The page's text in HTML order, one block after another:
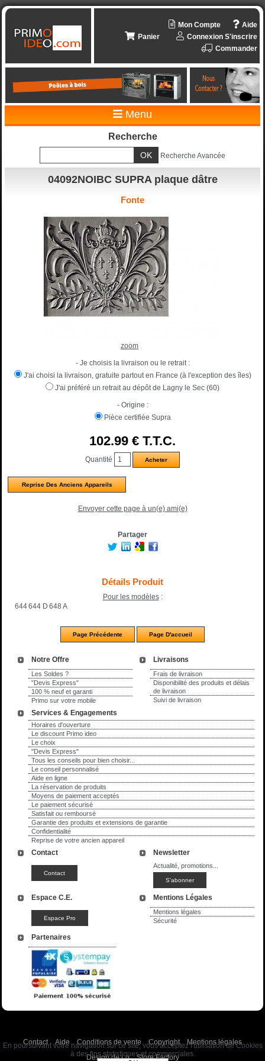
Aide
Mon Compte
Connexion S'inscrire
Panier
Commander
Menu
Notre Offre
Les Soldes ?
"Devis Express"
100 % neuf et garanti
Primo sur votre mobile
Livraisons
Frais de livraison
Disponibilité des produits et délais
de livraison
Suivi de livraison
Services & Engagements
Horaires d'ouverture
Le discount Primo ideo
Le choix
"Devis Express"
Tous les conseils pour bien choisir...
Le conseil personnalisé
Aide en ligne
La réservation de produits
Moyens de paiement acceptés
Le paiement sécurisé
Satisfait ou remboursé
Garantie des produits et extensions de garantie
Confidentialité
Reprise de votre ancien appareil
Recherche
Recherche Avancée
Contact Newsletter
Actualité, promotions...
Espace C.E. Mentions Légales
Mentions légales
Sécurité
Partenaires
04092NOIBC SUPRA plaque dâtre
Fonte
zoom
- Je choisis la livraison ou le retrait :
J'ai choisi la livraison, gratuite partout en France (à l'exception des îles)
J'ai préféré un retrait au dépôt de Lagny le Sec (60)
- Origine :
Pièce certifiée Supra
102.99 € T.T.C.
Quantité
Reprise Des Anciens Appareils
Envoyer cette page à un(e) ami(e)
Partager
Détails Produit
Pour les modèles:
644644 D 648 A
Contact Aide Conditions de vente Copyright
Mentions légales
Design de Lo
Store Factory
En poursuivant votre navigation sur ce site, vous acceptez l'utilisation de Cookies
à des fins statistiques et commerciales.